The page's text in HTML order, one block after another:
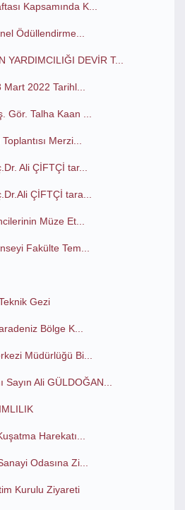
Kapsamında K...
Ödüllendirme...
YARDIMCILIĞI DEVİR T...
2022 Tarihl...
Gör. Talha Kaan ...
Merzi...
Ali ÇİFTÇİ tar...
ÇİFTÇİ tara...
Müze Et...
Fakülte Tem...
Gezi
Bölge K...
Müdürlüğü Bi...
Ali GÜLDOĞAN...
Harekatı...
Odasına Zi...
Kurulu Ziyareti